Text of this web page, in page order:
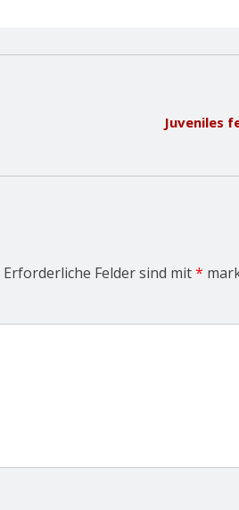
Juveniles
Erforderliche Felder sind mit*